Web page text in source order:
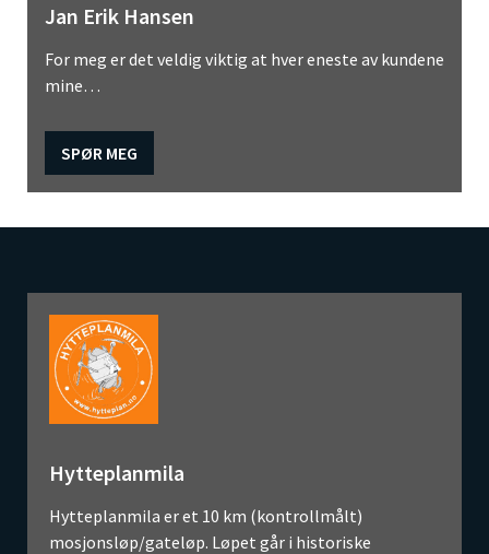
Jan Erik Hansen
For meg er det veldig viktig at hver eneste av kundene
mine…
SPØR MEG
Hytteplanmila
Hytteplanmila er et 10 km (kontrollmålt)
mosjonsløp/gateløp. Løpet går i historiske